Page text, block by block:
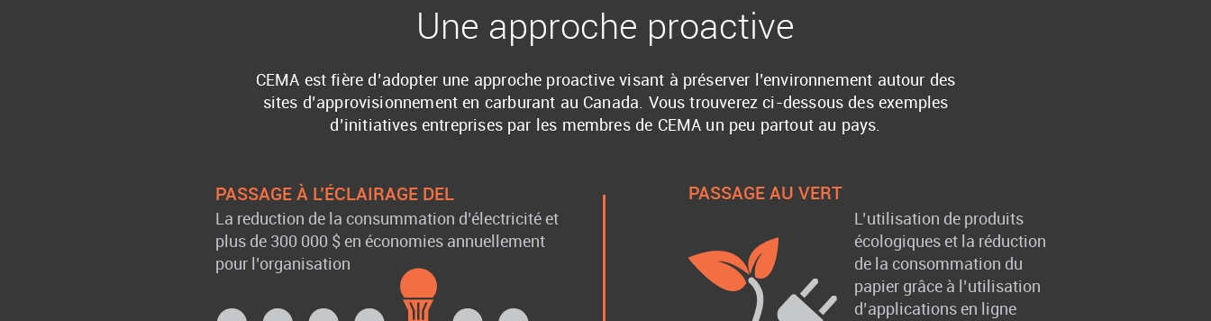
Une approche proactive
CEMA est fière d’adopter une approche proactive visant à préserver l’environnement autour des
sites d’approvisionnement en carburant au Canada. Vous trouverez ci-dessous des exemples
d’initiatives entreprises par les membres de CEMA un peu partout au pays.
PASSAGE À L’ÉCLAIRAGE DEL
La reduction de la consummation d’électricité et
plus de 300 000 $ en économies annuellement
pour l’organisation
PASSAGE AU VERT
L’utilisation de produits
écologiques et la réduction
de la consommation du
papier grâce à l’utilisation
d’applications en ligne